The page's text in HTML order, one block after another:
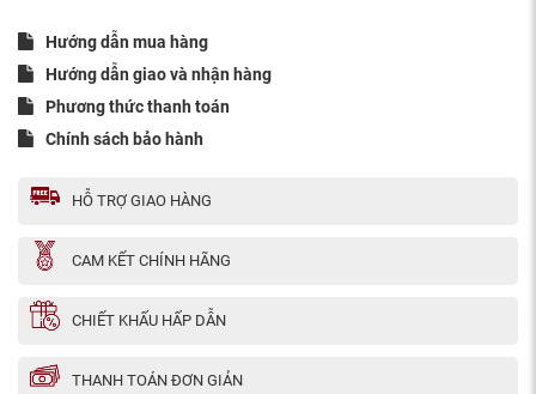
Hướng dẫn mua hàng
Hướng dẫn giao và nhận hàng
Phương thức thanh toán
Chính sách bảo hành
HỖ TRỢ GIAO HÀNG
CAM KẾT CHÍNH HÃNG
CHIẾT KHẤU HẤP DẪN
THANH TOÁN ĐƠN GIẢN